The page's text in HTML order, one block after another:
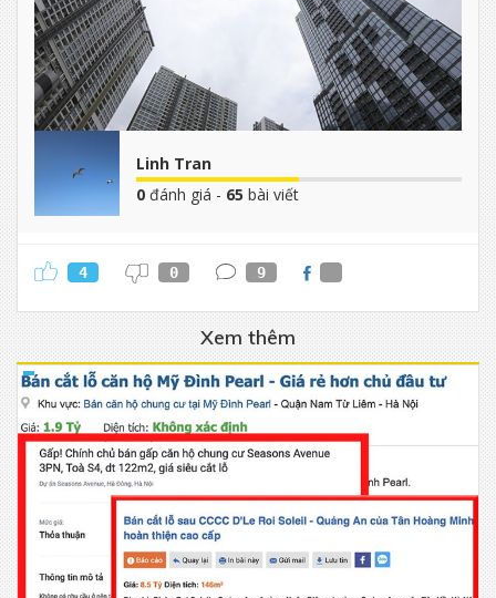
Linh Tran
0 đánh giá - 65 bài viết
4 0 9
Xem thêm